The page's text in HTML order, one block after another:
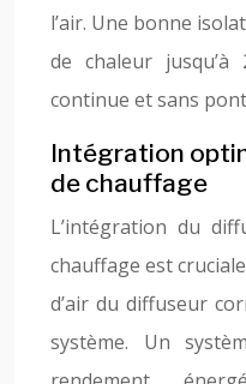
l’air. Une bonne
de chaleur jusqu’à
continue et sans
Intégration
de chauffage
L’intégration du
chauffage est
d’air du diffuseur
système. Un